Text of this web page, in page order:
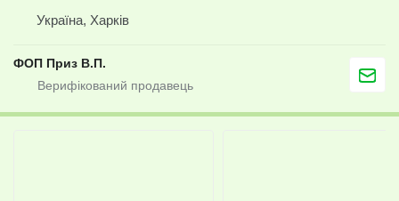
Україна, Харків
ФОП Приз В.П.